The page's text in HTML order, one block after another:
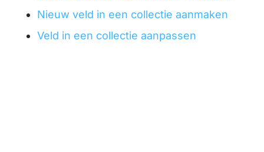
Nieuw veld in een collectie aanmaken
Veld in een collectie aanpassen